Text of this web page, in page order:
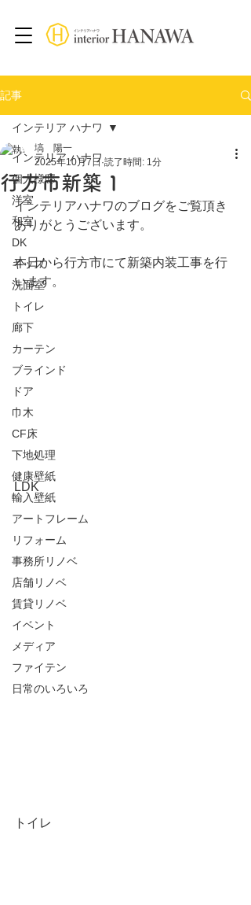
記事
インテリア ハナワ
個人様邸
洋室
和室
DK
キッズ
洗面室
トイレ
廊下
カーテン
ブラインド
ドア
巾木
CF床
下地処理
健康壁紙
輸入壁紙
アートフレーム
リフォーム
事務所リノベ
店舗リノベ
賃貸リノベ
イベント
メディア
ファイテン
日常のいろいろ
インテリア ハナワ
行方市新築 1
塙 陽一
2025年10月7日 読了時間: 1分
インテリアハナワのブログをご覧頂き
ありがとうございます。
本日から行方市にて新築内装工事を行
います。
LDK
トイレ